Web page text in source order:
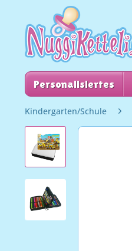
Personalisiertes
Kindergarten/Schule